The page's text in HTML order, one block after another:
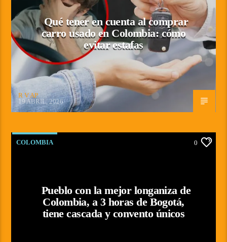
Qué tener en cuenta al comprar
carro usado en Colombia: cómo
evitar estafas
R V AP
19 ABRIL, 2026
COLOMBIA 0
Pueblo con la mejor longaniza de
Colombia, a 3 horas de Bogotá,
tiene cascada y convento únicos